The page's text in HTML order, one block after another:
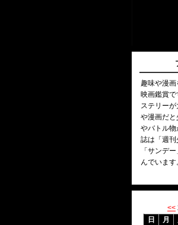
趣味や漫
映画鑑賞で
ステリー
や漫画だと
やバトル
誌は「週刊
「サンデ
んでいます
<<
日
月